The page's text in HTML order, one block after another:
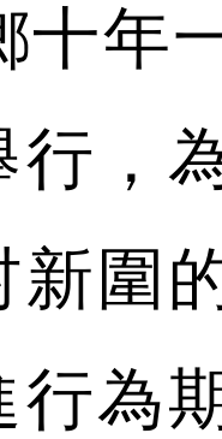
年
行，
新圍
行為